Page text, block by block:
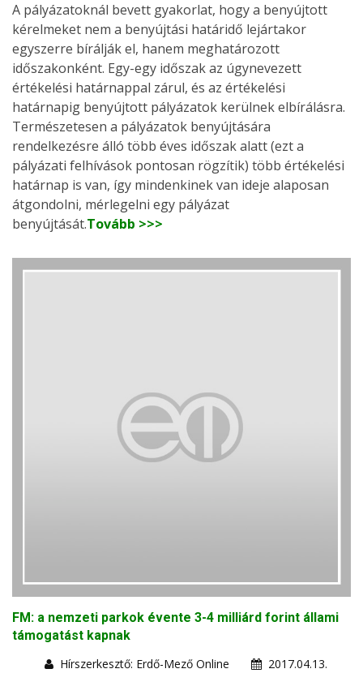
A pályázatoknál bevett gyakorlat, hogy a benyújtott
kérelmeket nem a benyújtási határidő lejártakor
egyszerre bírálják el, hanem meghatározott
időszakonként. Egy-egy időszak az úgynevezett
értékelési határnappal zárul, és az értékelési
határnapig benyújtott pályázatok kerülnek elbírálásra.
Természetesen a pályázatok benyújtására
rendelkezésre álló több éves időszak alatt (ezt a
pályázati felhívások pontosan rögzítik) több értékelési
határnap is van, így mindenkinek van ideje alaposan
átgondolni, mérlegelni egy pályázat
benyújtását.Tovább >>>
FM: a nemzeti parkok évente 3-4 milliárd forint állami
támogatást kapnak
Hírszerkesztő: Erdő-Mező Online
2017.04.13.